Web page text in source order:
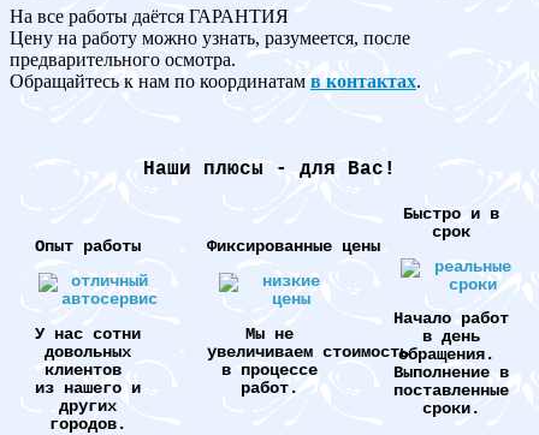
На все работы даётся ГАРАНТИЯ
Цену на работу можно узнать, разумеется, после
предварительного осмотра.
Обращайтесь к нам по координатам в контактах.
Наши плюсы - для Вас!
Опыт работы
У нас сотни
довольных
клиентов
из нашего и
других
городов.
Фиксированные цены
Мы не
увеличиваем стоимость
в процессе
работ.
Быстро и в
срок
Начало работ
в день
обращения.
Выполнение в
поставленные
сроки.